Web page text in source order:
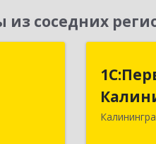
соседних
г,
дом №